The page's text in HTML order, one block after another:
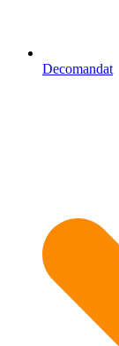
Decomandat